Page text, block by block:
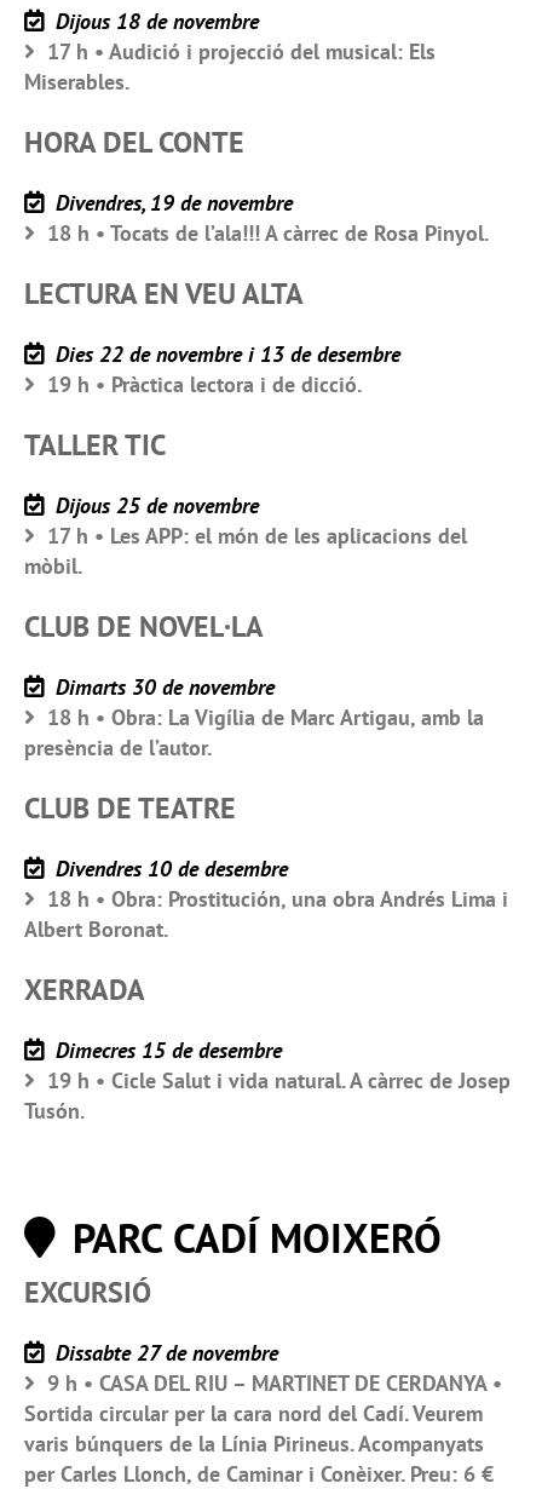
Dijous 18 de novembre
17 h • Audició i projecció del musical: Els
Miserables.
HORA DEL CONTE
Divendres, 19 de novembre
18 h • Tocats de l’ala!!! A càrrec de Rosa Pinyol.
LECTURA EN VEU ALTA
Dies 22 de novembre i 13 de desembre
19 h • Pràctica lectora i de dicció.
TALLER TIC
Dijous 25 de novembre
17 h • Les APP: el món de les aplicacions del
mòbil.
CLUB DE NOVEL·LA
Dimarts 30 de novembre
18 h • Obra: La Vigília de Marc Artigau, amb la
presència de l’autor.
CLUB DE TEATRE
Divendres 10 de desembre
18 h • Obra: Prostitución, una obra Andrés Lima i
Albert Boronat.
XERRADA
Dimecres 15 de desembre
19 h • Cicle Salut i vida natural. A càrrec de Josep
Tusón.
PARC CADÍ MOIXERÓ
EXCURSIÓ
Dissabte 27 de novembre
9 h • CASA DEL RIU – MARTINET DE CERDANYA •
Sortida circular per la cara nord del Cadí. Veurem
varis búnquers de la Línia Pirineus. Acompanyats
per Carles Llonch, de Caminar i Conèixer. Preu: 6 €